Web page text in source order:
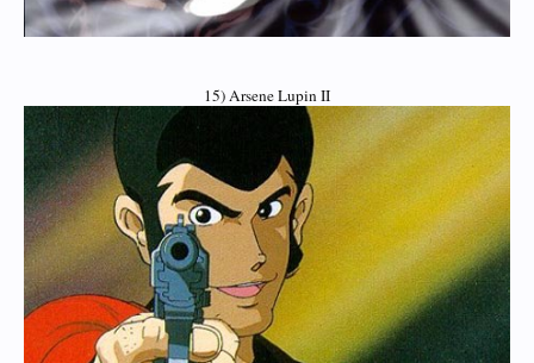
15) Arsene Lupin II